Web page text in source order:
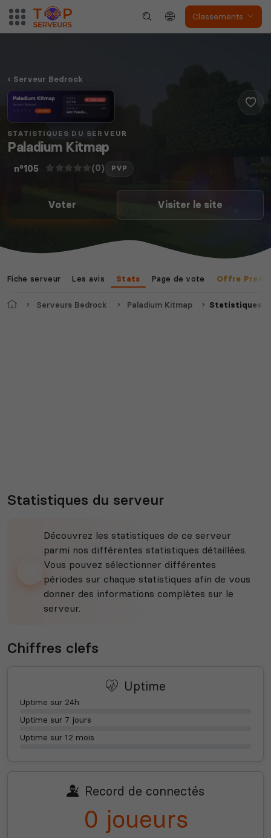
Classements
Serveur Bedrock
STATISTIQUES DU SERVEUR
Paladium Kitmap
n°105 (0) PVP
Voter Visiter le site
Fiche serveur Les avis Stats Page de vote Offre
AccueilServeurs Bedrock Paladium Kitmap Statistiques
Statistiques du serveur
Découvrez les statistiques de ce serveur
parmi nos différentes statistiques détaillées.
Vous pouvez sélectionner différentes
périodes sur chaque statistiques afin de vous
donner des informations complètes sur le
serveur.
Chiffres clefs
Uptime
Uptime sur 24h
Uptime sur 7 jours
Uptime sur 12 mois
Record de connectés
0 joueurs